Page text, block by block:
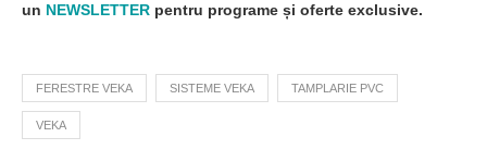
un NEWSLETTER pentru programe și oferte exclusive.
FERESTRE VEKA SISTEME VEKA TAMPLARIE PVC
VEKA